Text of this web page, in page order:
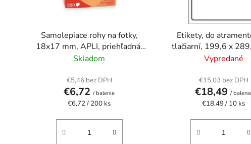
Samolepiace rohy na fotky,
18x17 mm, APLI, priehľadná,
200 ks/bal
Skladom
€5,46 bez DPH
€6,72/ balenie
Jednotková
€6,72 / 200 ks
Etikety, do
tlačiarní, 199,6 x
foto kvalita, APLI, 10
Vypredané
€15,03 bez DPH
€18,49/
Jednotková
€18,49 / 10 ks